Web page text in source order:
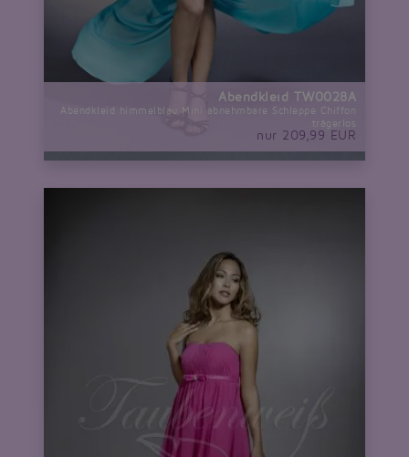
Abendkleid TW0028A
Abendkleid himmelblau Mini abnehmbare Schleppe Chiffon
trägerlos
nur 209,99 EUR